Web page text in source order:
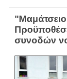
συνοδών